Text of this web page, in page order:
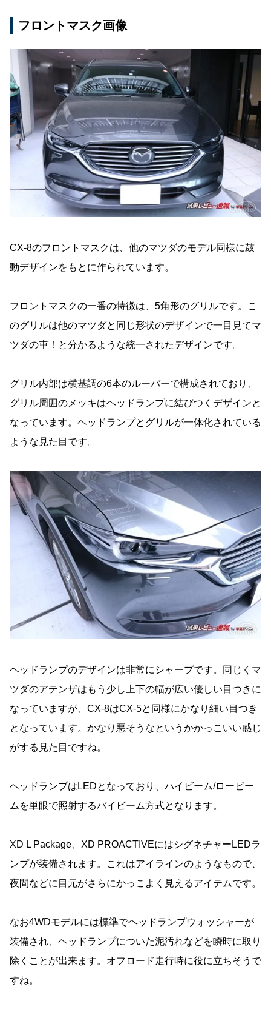
フロントマスク画像
CX-8のフロントマスクは、他のマツダのモデル同様に鼓
動デザインをもとに作られています。
フロントマスクの一番の特徴は、5角形のグリルです。こ
のグリルは他のマツダと同じ形状のデザインで一目見てマ
ツダの車！と分かるような統一されたデザインです。
グリル内部は横基調の6本のルーバーで構成されており、
グリル周囲のメッキはヘッドランプに結びつくデザインと
なっています。ヘッドランプとグリルが一体化されている
ような見た目です。
ヘッドランプのデザインは非常にシャープです。同じくマ
ツダのアテンザはもう少し上下の幅が広い優しい目つきに
なっていますが、CX-8はCX-5と同様にかなり細い目つき
となっています。かなり悪そうなというかかっこいい感じ
がする見た目ですね。
ヘッドランプはLEDとなっており、ハイビーム/ロービー
ムを単眼で照射するバイビーム方式となります。
XD L Package、XD PROACTIVEにはシグネチャーLEDラ
ンプが装備されます。これはアイラインのようなもので、
夜間などに目元がさらにかっこよく見えるアイテムです。
なお4WDモデルには標準でヘッドランプウォッシャーが
装備され、ヘッドランプについた泥汚れなどを瞬時に取り
除くことが出来ます。オフロード走行時に役に立ちそうで
すね。